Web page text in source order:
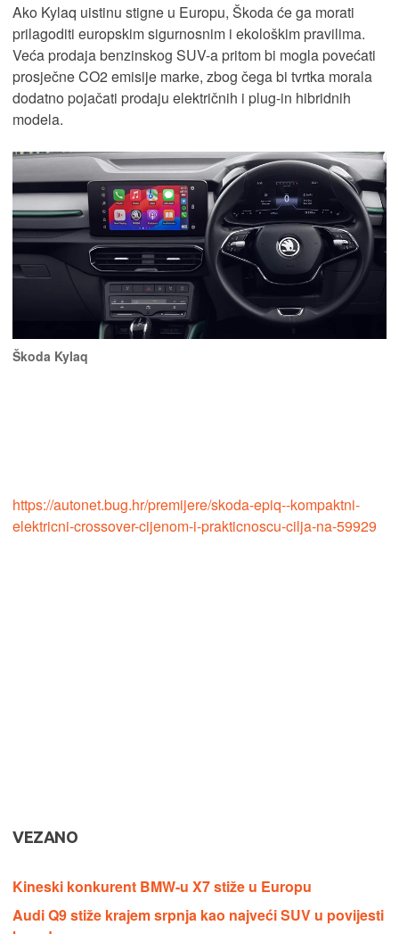
Ako Kylaq uistinu stigne u Europu, Škoda će ga morati
prilagoditi europskim sigurnosnim i ekološkim pravilima.
Veća prodaja benzinskog SUV-a pritom bi mogla povećati
prosječne CO2 emisije marke, zbog čega bi tvrtka morala
dodatno pojačati prodaju električnih i plug-in hibridnih
modela.
Škoda Kylaq
https://autonet.bug.hr/premijere/skoda-epiq--kompaktni-
elektricni-crossover-cijenom-i-prakticnoscu-cilja-na-59929
VEZANO
Kineski konkurent BMW-u X7 stiže u Europu
Audi Q9 stiže krajem srpnja kao najveći SUV u povijesti